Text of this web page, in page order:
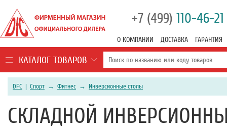
+7 (499) 110-46-21
О КОМПАНИИ ДОСТАВКА ГАРАНТИЯ
КАТАЛОГ ТОВАРОВ
DFC | Спорт → Фитнес → Инверсионные столы
СКЛАДНОЙ